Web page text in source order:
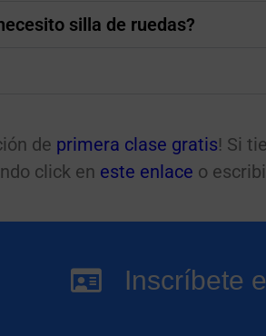
silla de ruedas?
de primera clase gratis! Si
click en este enlace o
Inscríbete